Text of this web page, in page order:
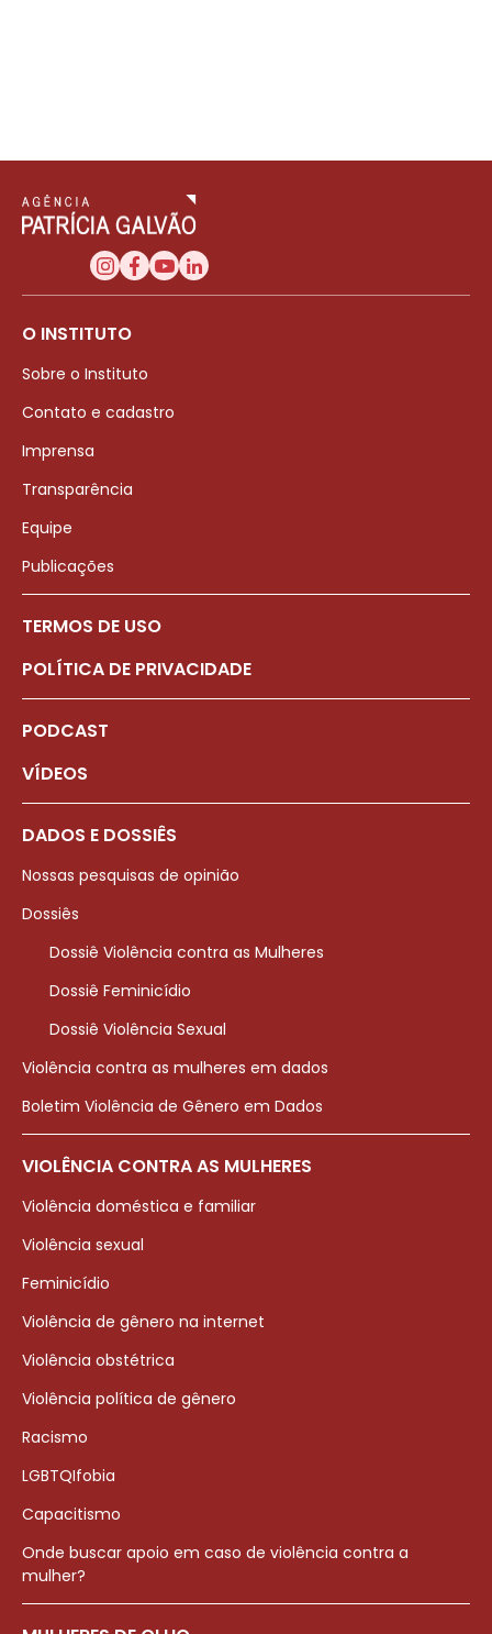
O INSTITUTO
Sobre o Instituto
Contato e cadastro
Imprensa
Transparência
Equipe
Publicações
TERMOS DE USO
POLÍTICA DE PRIVACIDADE
PODCAST
VÍDEOS
DADOS E DOSSIÊS
Nossas pesquisas de opinião
Dossiês
Dossiê Violência contra as Mulheres
Dossiê Feminicídio
Dossiê Violência Sexual
Violência contra as mulheres em dados
Boletim Violência de Gênero em Dados
VIOLÊNCIA CONTRA AS MULHERES
Violência doméstica e familiar
Violência sexual
Feminicídio
Violência de gênero na internet
Violência obstétrica
Violência política de gênero
Racismo
LGBTQIfobia
Capacitismo
Onde buscar apoio em caso de violência contra a
mulher?